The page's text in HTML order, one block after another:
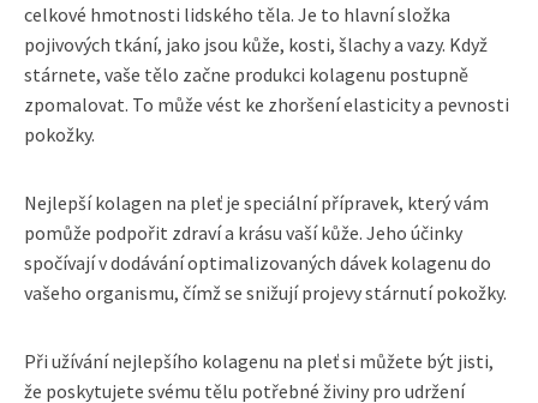
celkové hmotnosti lidského těla. Je to hlavní složka
pojivových tkání, jako jsou kůže, kosti, šlachy a vazy. Když
stárnete, vaše tělo začne produkci kolagenu postupně
zpomalovat. To může vést ke zhoršení elasticity a pevnosti
pokožky.
Nejlepší kolagen na pleť je speciální přípravek, který vám
pomůže podpořit zdraví a krásu vaší kůže. Jeho účinky
spočívají v dodávání optimalizovaných dávek kolagenu do
vašeho organismu, čímž se snižují projevy stárnutí pokožky.
Při užívání nejlepšího kolagenu na pleť si můžete být jisti,
že poskytujete svému tělu potřebné živiny pro udržení